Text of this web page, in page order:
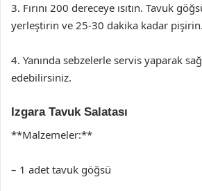
3. Fırını 200 dereceye ısıtın. Tavuk
yerleştirin ve 25-30 dakika kadar pişirin.
4. Yanında sebzelerle servis yaparak
edebilirsiniz.
Izgara Tavuk Salatası
**Malzemeler:**
– 1 adet tavuk göğsü